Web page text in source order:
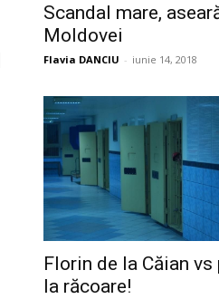
Scandal mare,
Moldovei
Flavia DANCIU - iunie 14, 2018
Florin de la Căian
la răcoare!